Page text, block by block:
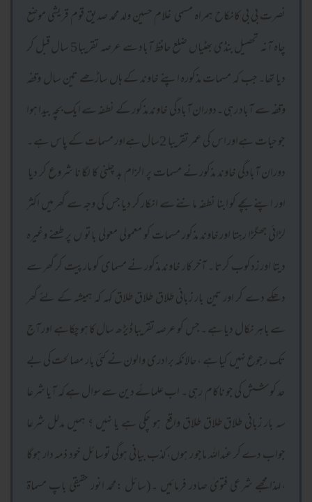
نصرت بی بی کانکاح ہمراہ مسمی غلام حسین ولد محمد صدیق قوم قریشی موضع
چاہ آنہ تحصیل بنڈی بھٹیاں ضلع حافظ آباد سے عرصہ تقریبا 5 سال قبل کر
دیا تھا۔ جب کہ مسمات مذکورہ اپنے خاوند کے ہاں ساڑھے تین سال وقفہ
وقفہ سے آباد رہی ۔دوران آبادگی خاوند مذکور کے نطفہ سے ایک بچہ بیدا ہوا
جو حیات ہےاور اس کی عمر تقریبا 2سال ہےاور مسمات کے پاس ہے ۔
دوران آبادگی خاوند مذکور نے مسمات پر الزام بد چلنی کا لگا نا شروع کر دیا
اور اپنے بچے کو ابنا نطفہ ماننے سے انکار کر دیا جس کی وجہ سے گھر میں اکثر
لڑائی جھگڑا رہتا اور خاوند مذکور مسمات کو معمولی معولی باتو ں پر طعنے وغیرہ
دیتا اور زدکوب کرتا ۔ آخر کار خاوند مذکور نے مسمای کو مارپیت کر گھر سے
دھکے دے کر اور تین بار زبانی طلاق طلاق طلاق کہہ کہ ہمیشہ کے لئے گھر
سے باہر نکال دیا ہے ۔ جس کو عرصہ تقریبا ڈیڑھ سال کا ہو چکاہے اور آج
تک رجوع نہیں کیا ہے ،حالانکہ برادری والون نے کئی بار مصالحت کی بے
حد کو شش کی جو ناکام رہی ۔ اب علمائے دین سے سوال ہے کہ آیا شرعا
سہ بار زبانی طلاق طلاق طلاق واقع ہو چکی ہے یا نہیں ؟ ہمیں مدلل شرعا
جواب دے کر عنداللہ ماجو ر ہوں،کذب بیانی ہوگی توسائل خود ذمہ دار ہوگا
،لہذا مجھے شرعی فتویٰ صادر فرمائیں ۔(سائل :محمد انور حقیقی باپ مسماۃ